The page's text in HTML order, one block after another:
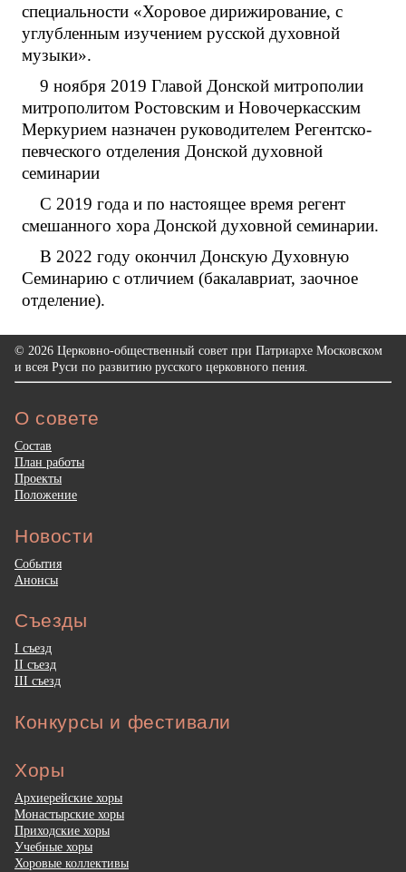
специальности «Хоровое дирижирование, с
углубленным изучением русской духовной
музыки».
9 ноября 2019 Главой Донской митрополии
митрополитом Ростовским и Новочеркасским
Меркурием назначен руководителем Регентско-
певческого отделения Донской духовной
семинарии
С 2019 года и по настоящее время регент
смешанного хора Донской духовной семинарии.
В 2022 году окончил Донскую Духовную
Семинарию с отличием (бакалавриат, заочное
отделение).
© 2026 Церковно-общественный совет при Патриархе Московском
и всея Руси по развитию русского церковного пения.
О совете
Состав
План работы
Проекты
Положение
Новости
События
Анонсы
Съезды
I съезд
II съезд
III съезд
Конкурсы и фестивали
Хоры
Архиерейские хоры
Монастырские хоры
Приходские хоры
Учебные хоры
Хоровые коллективы